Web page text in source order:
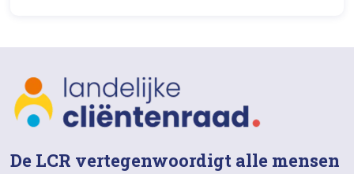
De LCR vertegenwoordigt alle mensen